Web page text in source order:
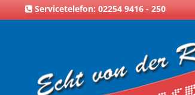
Servicetelefon: 02254 9416 - 250